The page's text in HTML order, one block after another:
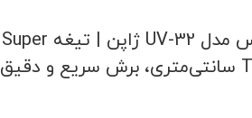
اره دستی آرس مدل UV-32 ژاپن | تیغه Super
Turbocut، 32 سانتی‌متری، برش سریع و دقیق